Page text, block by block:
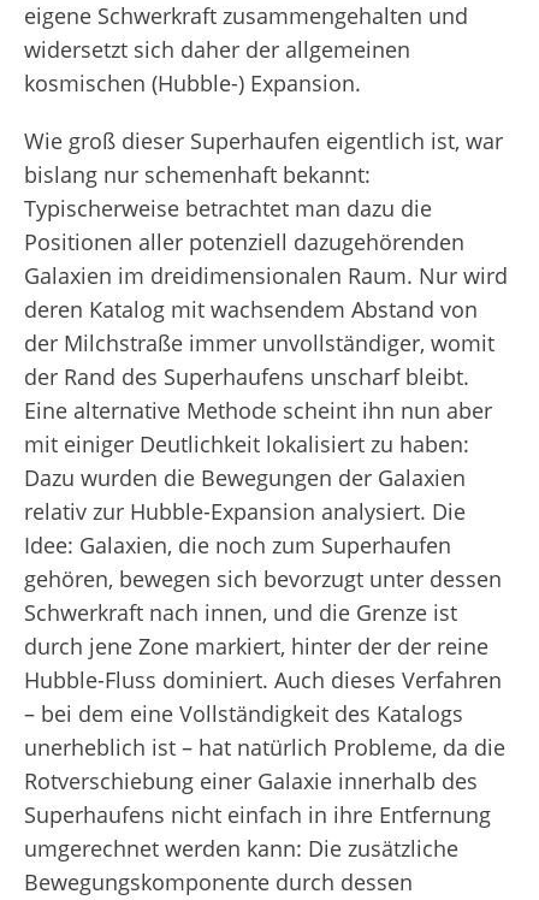
eigene Schwerkraft zusammengehalten und
widersetzt sich daher der allgemeinen
kosmischen (Hubble-) Expansion.
Wie groß dieser Superhaufen eigentlich ist, war
bislang nur schemenhaft bekannt:
Typischerweise betrachtet man dazu die
Positionen aller potenziell dazugehörenden
Galaxien im dreidimensionalen Raum. Nur wird
deren Katalog mit wachsendem Abstand von
der Milchstraße immer unvollständiger, womit
der Rand des Superhaufens unscharf bleibt.
Eine alternative Methode scheint ihn nun aber
mit einiger Deutlichkeit lokalisiert zu haben:
Dazu wurden die Bewegungen der Galaxien
relativ zur Hubble-Expansion analysiert. Die
Idee: Galaxien, die noch zum Superhaufen
gehören, bewegen sich bevorzugt unter dessen
Schwerkraft nach innen, und die Grenze ist
durch jene Zone markiert, hinter der der reine
Hubble-Fluss dominiert. Auch dieses Verfahren
– bei dem eine Vollständigkeit des Katalogs
unerheblich ist – hat natürlich Probleme, da die
Rotverschiebung einer Galaxie innerhalb des
Superhaufens nicht einfach in ihre Entfernung
umgerechnet werden kann: Die zusätzliche
Bewegungskomponente durch dessen